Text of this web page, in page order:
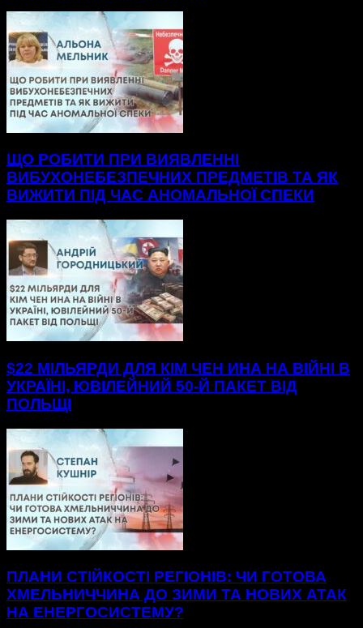
ЩО РОБИТИ ПРИ ВИЯВЛЕННІ
ВИБУХОНЕБЕЗПЕЧНИХ ПРЕДМЕТІВ ТА ЯК
ВИЖИТИ ПІД ЧАС АНОМАЛЬНОЇ СПЕКИ
$22 МІЛЬЯРДИ ДЛЯ КІМ ЧЕН ИНА НА ВІЙНІ В
УКРАЇНІ, ЮВІЛЕЙНИЙ 50-Й ПАКЕТ ВІД
ПОЛЬЩІ
ПЛАНИ СТІЙКОСТІ РЕГІОНІВ: ЧИ ГОТОВА
ХМЕЛЬНИЧЧИНА ДО ЗИМИ ТА НОВИХ АТАК
НА ЕНЕРГОСИСТЕМУ?